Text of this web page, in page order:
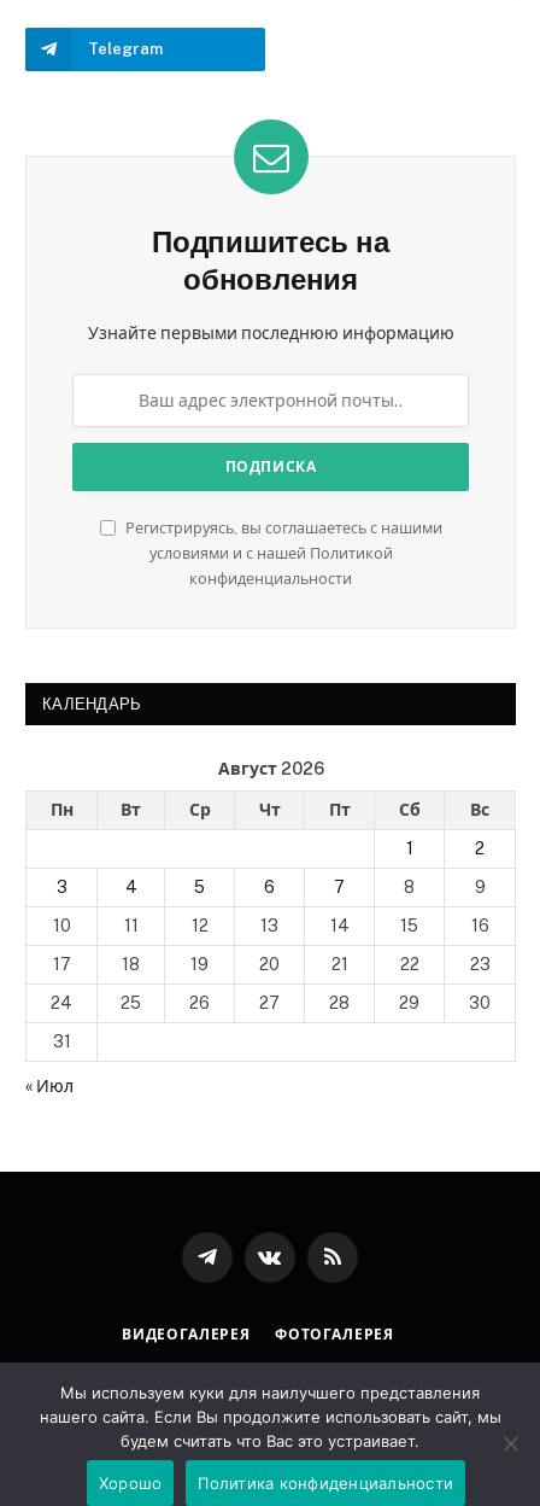
Telegram
Подпишитесь на
обновления
Узнайте первыми последнюю информацию
Регистрируясь, вы соглашаетесь с нашими
условиями и с нашей Политикой
конфиденциальности
КАЛЕНДАРЬ
Август 2026
Пн Вт Ср Чт Пт Сб
Вс
1
2
3
4 5 6 7 8
9
10
11 12 13 14 15
16
17
18 19 20 21 22
23
24
25 26 27 28 29
30
31
« Июл
ТелеграммВКонтактеRSS-
ВИДЕОГАЛЕРЕЯ ФОТОГАЛЕРЕЯ
© 2026 Государственная архивная служба Республики
Ингушетия. Designed byLostArt .
Мы используем куки для наилучшего представления
нашего сайта. Если Вы продолжите использовать сайт, мы
будем считать что Вас это устраивает.
Хорошо Политика конфиденциальности